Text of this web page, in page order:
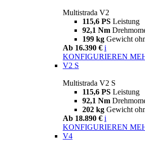
Multistrada V2
115,6 PS Leistung
92,1 Nm
199 kg Gewicht
Ab 16.390 € i
KONFIGURIEREN
V2 S
Multistrada V2 S
115,6 PS Leistung
92,1 Nm
202 kg Gewicht
Ab 18.890 € i
KONFIGURIEREN
V4